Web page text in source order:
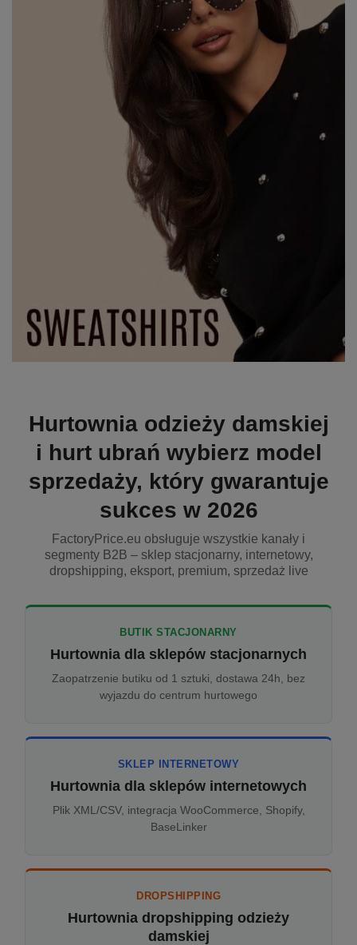
Hurtownia odzieży damskiej
i hurt ubrań wybierz model
sprzedaży, który gwarantuje
sukces w 2026
FactoryPrice.eu obsługuje wszystkie kanały i
segmenty B2B – sklep stacjonarny, internetowy,
dropshipping, eksport, premium, sprzedaż live
BUTIK STACJONARNY
Hurtownia dla sklepów stacjonarnych
Zaopatrzenie butiku od 1 sztuki, dostawa 24h, bez
wyjazdu do centrum hurtowego
SKLEP INTERNETOWY
Hurtownia dla sklepów internetowych
Plik XML/CSV, integracja WooCommerce, Shopify,
BaseLinker
DROPSHIPPING
Hurtownia dropshipping odzieży
damskiej